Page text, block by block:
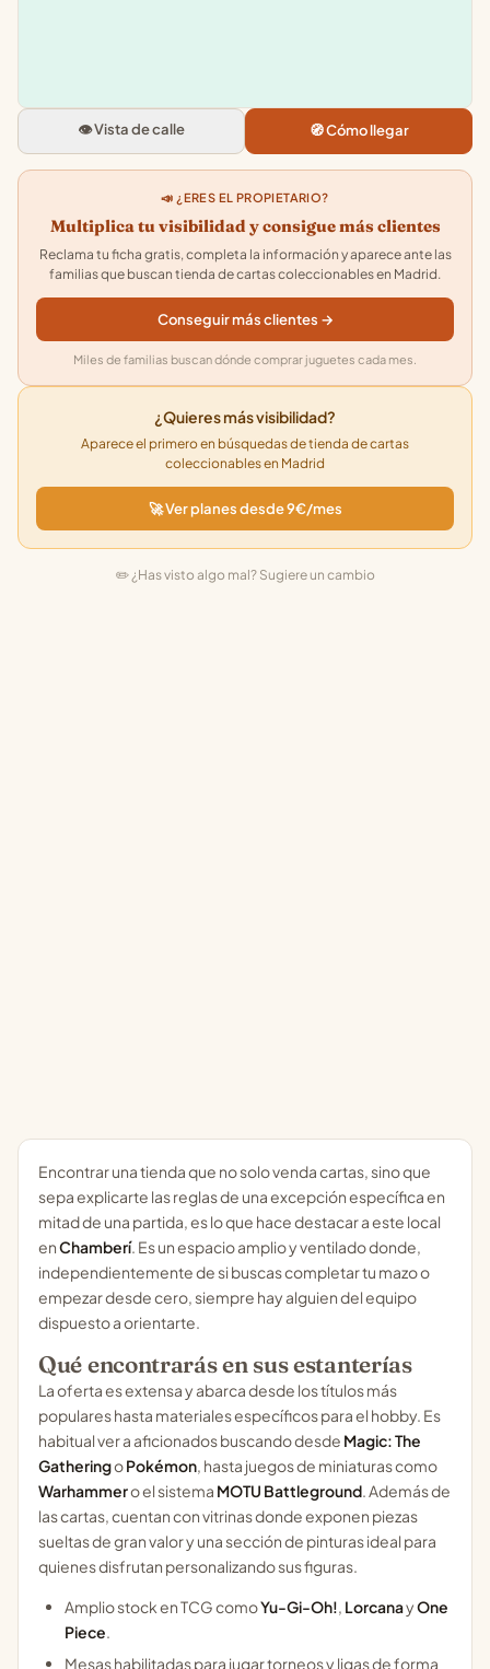
C. de Andres Mellado, 22,
28015 Madrid
· 1331
👁️ Vista de calle 🧭 Cómo llegar
Encontrar una tienda que no solo venda cartas, sino que
sepa explicarte las reglas de una excepción específica en
mitad de una partida, es lo que hace destacar a este local
enChamberí. Es un espacio amplio y ventilado donde,
independientemente de si buscas completar tu mazo o
empezar desde cero, siempre hay alguien del equipo
dispuesto a orientarte.
Qué encontrarás en sus estanterías
La oferta es extensa y abarca desde los títulos más
populares hasta materiales específicos para el hobby. Es
habitual ver a aficionados buscando desde Magic: The
GatheringoPokémon, hasta juegos de miniaturas como
Warhammero el sistema MOTU Battleground. Además de
las cartas, cuentan con vitrinas donde exponen piezas
sueltas de gran valor y una sección de pinturas ideal para
quienes disfrutan personalizando sus figuras.
Amplio stock en TCG comoYu-Gi-Oh!, LorcanayOne
Piece.
Mesas habilitadas para jugar torneos y ligas de forma
📣 ¿ERES EL PROPIETARIO?
Multiplica tu visibilidad y consigue más clientes
Reclama tu ficha gratis, completa la información y aparece ante las
familias que buscan tienda de cartas coleccionables en Madrid.
Conseguir más clientes →
Miles de familias buscan dónde comprar juguetes cada mes.
¿Quieres más visibilidad?
Aparece el primero en búsquedas de tienda de cartas
coleccionables en Madrid
🚀 Ver planes desde 9€/mes
✏️ ¿Has visto algo mal? Sugiere un cambio